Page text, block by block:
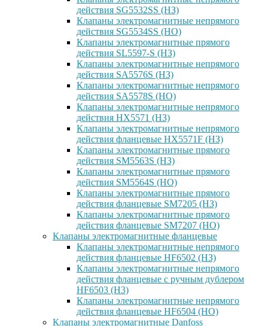
действия SG5532SS (НЗ)
Клапаны электромагнитные непрямого
действия SG5534SS (НО)
Клапаны электромагнитные прямого
действия SL5597-S (НЗ)
Клапаны электромагнитные непрямого
действия SA5576S (НЗ)
Клапаны электромагнитные непрямого
действия SA5578S (НО)
Клапаны электромагнитные непрямого
действия HX5571 (НЗ)
Клапаны электромагнитные непрямого
действия фланцевые HX5571F (НЗ)
Клапаны электромагнитные прямого
действия SM5563S (НЗ)
Клапаны электромагнитные прямого
действия SM5564S (НО)
Клапаны электромагнитные прямого
действия фланцевые SM7205 (НЗ)
Клапаны электромагнитные прямого
действия фланцевые SM7207 (НО)
Клапаны электромагнитные фланцевые
Клапаны электромагнитные непрямого
действия фланцевые HF6502 (НЗ)
Клапаны электромагнитные непрямого
действия фланцевые с ручным дублером
HF6503 (Н3)
Клапаны электромагнитные непрямого
действия фланцевые HF6504 (НО)
Клапаны электромагнитные Danfoss